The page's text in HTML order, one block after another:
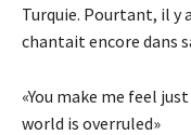
Turquie. Pourtant, il y
chantait encore dans
«You make me feel
world is overruled»